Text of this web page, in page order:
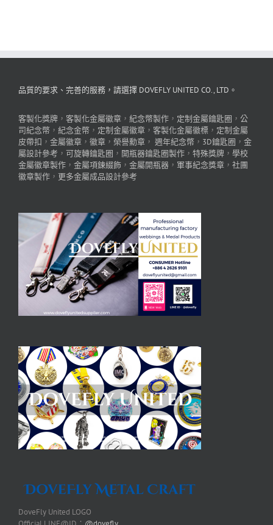
品質的要求、完善的服務，請選擇 DOVEFLY UNITED CO., LTD。
客製化獎牌 ， 客製化金屬徽章 ， 紀念幣製作 ， 定制金屬鑰匙圈 ， 公
司紀念幣 ， 紀念金幣 ， 定制金屬徽章 ， 客製化金屬徽標 ， 定制金屬
皮帶扣 ， 金屬徽章 ， 徽章 ， 榮譽勳章 ， 週年紀念幣 ， 3D鑰匙圈 ， 金
屬設計參考 ， 可旋轉鑰匙圈 ， 開瓶器鑰匙圈製作 ， 特殊獎牌 ， 學校
金屬徽章製作 ， 金屬項鍊綴飾 ， 金屬開瓶器 ， 軍事紀念獎章 ， 社團
徽章製作 ， 更多金屬成品設計參考
DoveFly United LOGO